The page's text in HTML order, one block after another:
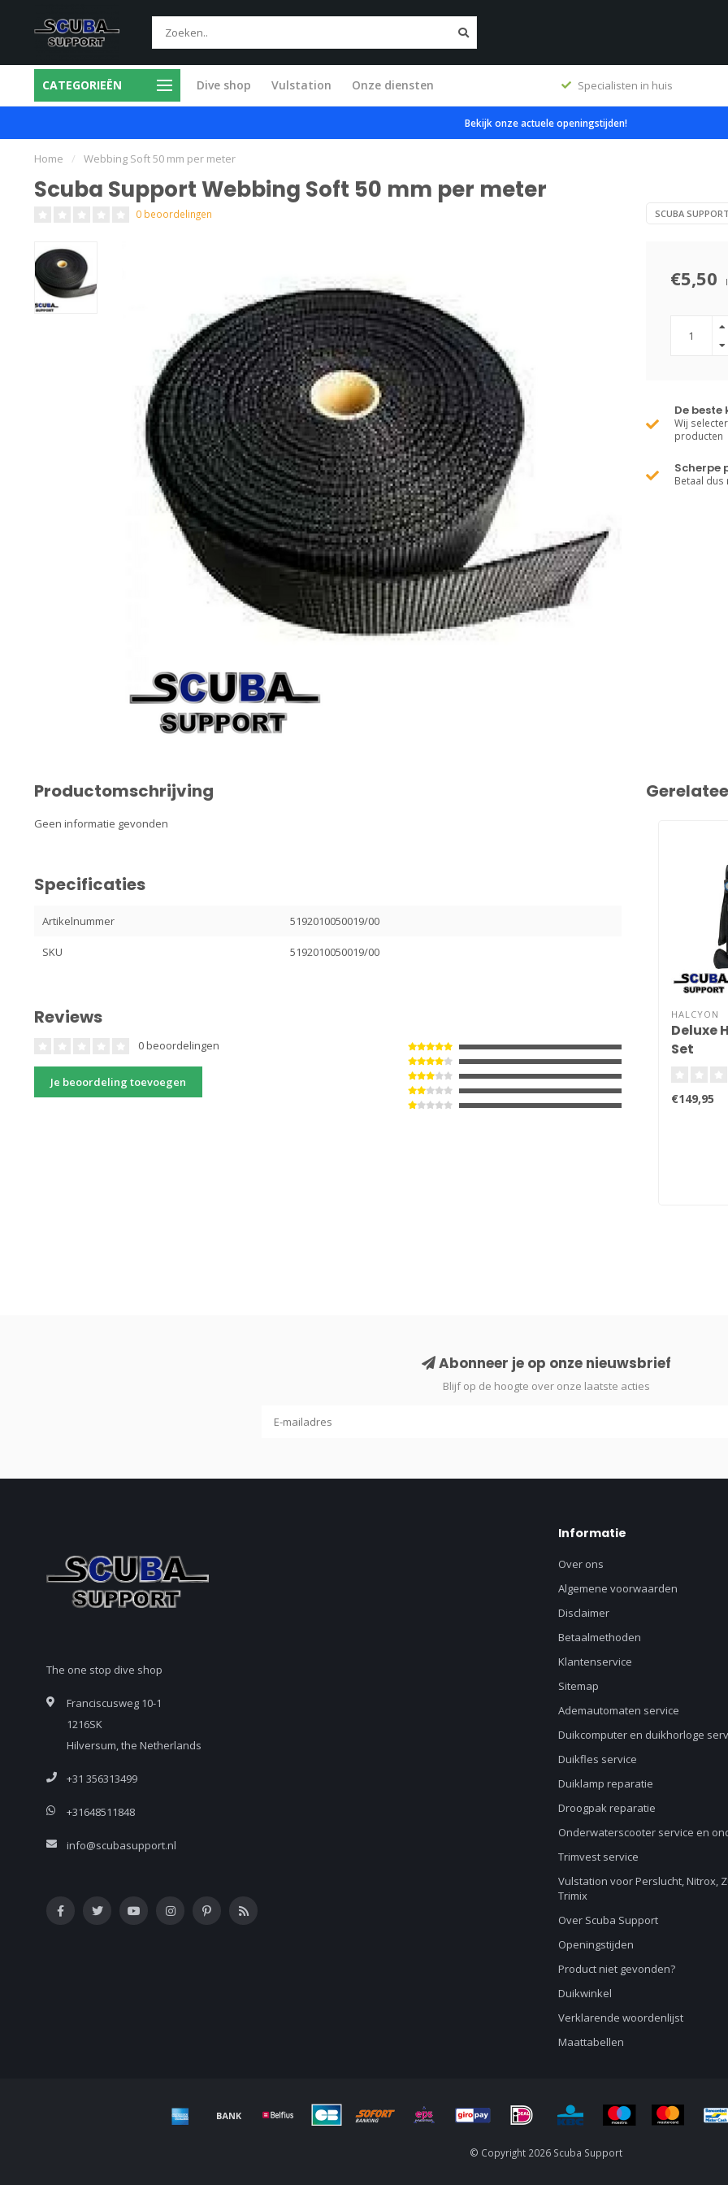
CATEGORIEËN Dive shop Vulstation Onze diensten
in eigen werkplaats Snel en vakkundig Specialisten in huis
Bekijk onze actuele openingstijden!
Home / Webbing Soft 50 mm per meter
Scuba Support Webbing Soft 50 mm per meter
0 beoordelingen SCUBA SUPPORT
€5,50
De beste
Wij
producten
Scherpe
Betaal dus
Productomschrijving
Geen informatie gevonden
Specificaties
Artikelnummer 5192010050019/00
SKU 5192010050019/00
Reviews
0 beoordelingen
Je beoordeling toevoegen
HALCYON
Deluxe
Set
€149,95
Abonneer je op onze nieuwsbrief
Blijf op de hoogte over onze laatste acties
The one stop dive shop
Franciscusweg 10-1
1216SK
Hilversum, the Netherlands
+31 356313499
+31648511848
info@scubasupport.nl
Informatie
Over ons
Algemene voorwaarden
Disclaimer
Betaalmethoden
Klantenservice
Sitemap
Ademautomaten service
Duikcomputer en duikhorloge
Duikfles service
Duiklamp reparatie
Droogpak reparatie
Onderwaterscooter service en
Trimvest service
Vulstation voor Perslucht, Nitrox,
Trimix
Over Scuba Support
Openingstijden
Product niet gevonden?
Duikwinkel
Verklarende woordenlijst
Maattabellen
© Copyright 2026 Scuba Support